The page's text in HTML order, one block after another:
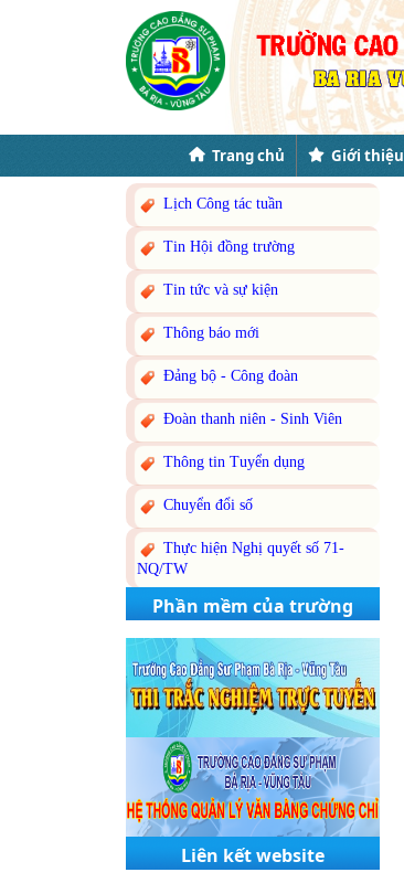
Trang chủ Giới thiệu
Lịch Công tác tuần
Tin Hội đồng trường
Tin tức và sự kiện
Thông báo mới
Đảng bộ - Công đoàn
Đoàn thanh niên - Sinh Viên
Thông tin Tuyển dụng
Chuyển đổi số
Thực hiện Nghị quyết số 71-
NQ/TW
Phần mềm của trường
Liên kết website